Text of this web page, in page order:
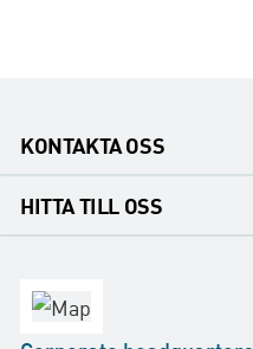
KONTAKTA OSS
Konsumentkontakt
HITTA TILL OSS
Försäljningskontor